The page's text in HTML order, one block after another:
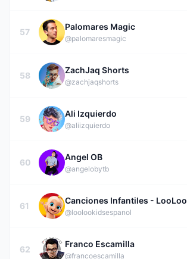
57
Palomares Magic
@palomaresmagic
58
ZachJaq Shorts
@zachjaqshorts
59
Ali Izquierdo
@aliizquierdo
60
Angel OB
@angelobytb
61
Canciones Infantiles - LooLoo
@loolookidsespanol
62
Franco Escamilla
@francoescamilla